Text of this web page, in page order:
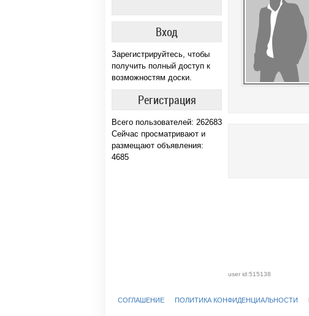
Вход
Зарегистрируйтесь, чтобы
получить полный доступ к
возможностям доски.
Регистрация
Всего пользователей: 262683
Сейчас просматривают и
размещают объявления:
4685
user id:515138
СОГЛАШЕНИЕ ПОЛИТИКА КОНФИДЕНЦИАЛЬНОСТИ